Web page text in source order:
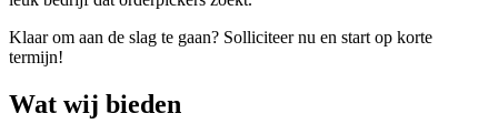
Klaar om aan de slag te gaan? Solliciteer nu en start op korte
termijn!
Wat wij bieden